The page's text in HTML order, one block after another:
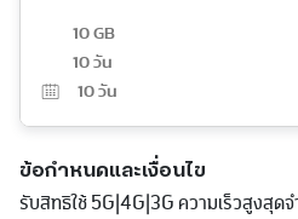
10 GB
10 วัน
10 วัน
ข้อกำหนดและเงื่อนไข
รับสิทธิใช้ 5G|4G|3G ความเร็วสูงสุด